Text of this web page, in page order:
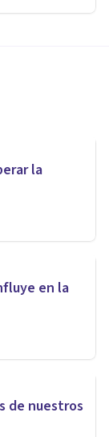
la
en la
de nuestros